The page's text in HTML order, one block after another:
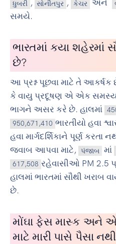
ધુબરી , સોનીતપુર , કેચર અને
સમયે.
ભારતમાં કયા શહેરમાં
છે?
આ પ્રશ્ન પૂછવા માટે તે આકર્ષક
કે વાયુ પ્રદૂષણ એ એક
ભાગને અસર કરે છે. હાલમાં
950,671,410 ભારતીયો હવા
હવા માર્ગદર્શિકાને પૂર્ણ કરતા
જવાબ આપવા માટે,
પંજાબ માં
617,508 રહેવાસીઓ PM 2.5
હાલમાં ભારતમાં સૌથી ખરાબ
છે.
મોંઘા ફેસ માસ્ક અને
માટે મારી પાસે પૈસા